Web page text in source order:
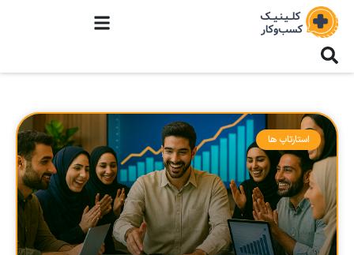
استارتاپ ها